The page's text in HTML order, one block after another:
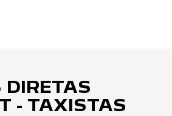
- TAXISTAS